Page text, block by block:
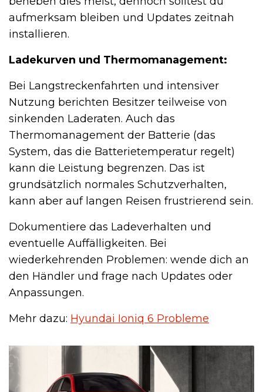
aufmerksam bleiben und Updates zeitnah
installieren.
Ladekurven und Thermomanagement:
Bei Langstreckenfahrten und intensiver
Nutzung berichten Besitzer teilweise von
sinkenden Laderaten. Auch das
Thermomanagement der Batterie (das
System, das die Batterietemperatur regelt)
kann die Leistung begrenzen. Das ist
grundsätzlich normales Schutzverhalten,
kann aber auf langen Reisen frustrierend sein.
Dokumentiere das Ladeverhalten und
eventuelle Auffälligkeiten. Bei
wiederkehrenden Problemen: wende dich an
den Händler und frage nach Updates oder
Anpassungen.
Mehr dazu: Hyundai Ioniq 6 Probleme